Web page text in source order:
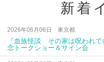
新着
2026年06月06日 東京都
『血族怪談 その家は呪われ
念トークショー＆サイン会